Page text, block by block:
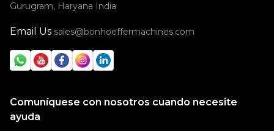
Gurugram, Haryana India
Email Us sales@bonhoeffermachines.com
Comuníquese con nosotros cuando necesite
ayuda